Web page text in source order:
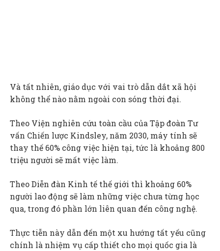
Và tất nhiên, giáo dục với vai trò dẫn dắt xã hội
không thể nào nằm ngoài con sóng thời đại.
Theo Viện nghiên cứu toàn cầu của Tập đoàn Tư
vấn Chiến lược Kindsley, năm 2030, máy tính sẽ
thay thế 60% công việc hiện tại, tức là khoảng 800
triệu người sẽ mất việc làm.
Theo Diễn đàn Kinh tế thế giới thì khoảng 60%
người lao động sẽ làm những việc chưa từng học
qua, trong đó phần lớn liên quan đến công nghệ.
Thực tiễn này dẫn đến một xu hướng tất yếu cũng
chính là nhiệm vụ cấp thiết cho mọi quốc gia là